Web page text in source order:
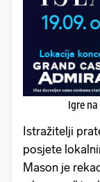
Igre
Istražitelji
posjete
Mason je